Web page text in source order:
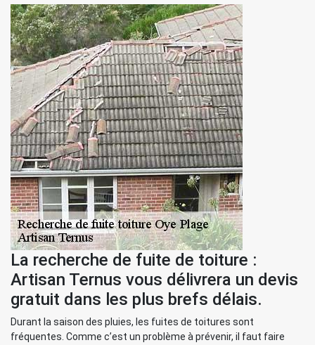
La recherche de fuite de toiture :
Artisan Ternus vous délivrera un devis
gratuit dans les plus brefs délais.
Durant la saison des pluies, les fuites de toitures sont
fréquentes. Comme c’est un problème à prévenir, il faut faire